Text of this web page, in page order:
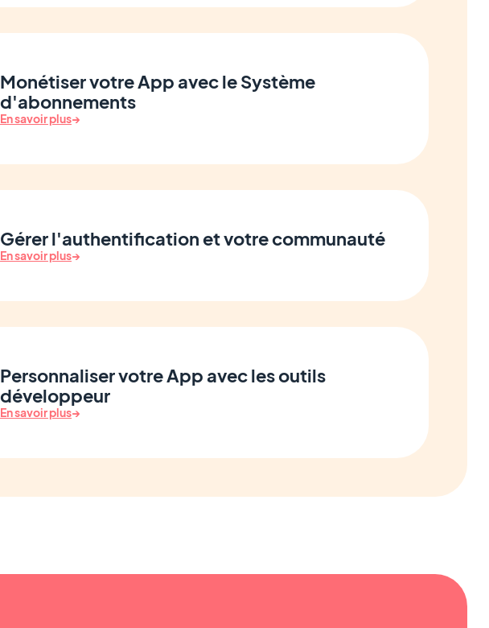
Monétiser votre App avec le Système
d'abonnements
En savoir plus→
Gérer l'authentification et votre communauté
En savoir plus→
Personnaliser votre App avec les outils
développeur
En savoir plus→